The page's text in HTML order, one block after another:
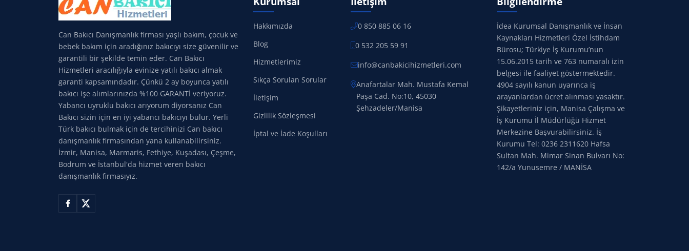
Can Bakıcı Danışmanlık firması yaşlı bakım, çocuk ve
bebek bakım için aradığınız bakıcıyı size güvenilir ve
garantili bir şekilde temin eder. Can Bakıcı
Hizmetleri aracılığıyla evinize yatılı bakıcı almak
garanti kapsamındadır. Çünkü 2 ay boyunca yatılı
bakıcı işe alımlarınızda %100 GARANTİ veriyoruz.
Yabancı uyruklu bakıcı arıyorum diyorsanız Can
Bakıcı sizin için en iyi yabancı bakıcıyı bulur. Yerli
Türk bakıcı bulmak için de tercihinizi Can bakıcı
danışmanlık firmasından yana kullanabilirsiniz.
İzmir, Manisa, Marmaris, Fethiye, Kuşadası, Çeşme,
Bodrum ve İstanbul'da hizmet veren bakıcı
danışmanlık firmasıyız.
Hakkımızda
Blog
Hizmetlerimiz
Sıkça Sorulan Sorular
İletişim
Gizlilik Sözleşmesi
İptal ve İade Koşulları
0 850 885 06 16
0 532 205 59 91
info@canbakicihizmetleri.com
Anafartalar Mah. Mustafa Kemal
Paşa Cad. No:10, 45030
Şehzadeler/Manisa
İdea Kurumsal Danışmanlık ve İnsan
Kaynakları Hizmetleri Özel İstihdam
Bürosu; Türkiye İş Kurumu’nun
15.06.2015 tarih ve 763 numaralı izin
belgesi ile faaliyet göstermektedir.
4904 sayılı kanun uyarınca iş
arayanlardan ücret alınması yasaktır.
Şikayetleriniz için, Manisa Çalışma ve
İş Kurumu İl Müdürlüğü Hizmet
Merkezine Başvurabilirsiniz. İş
Kurumu Tel: 0236 2311620 Hafsa
Sultan Mah. Mimar Sinan Bulvarı No:
142/a Yunusemre / MANİSA